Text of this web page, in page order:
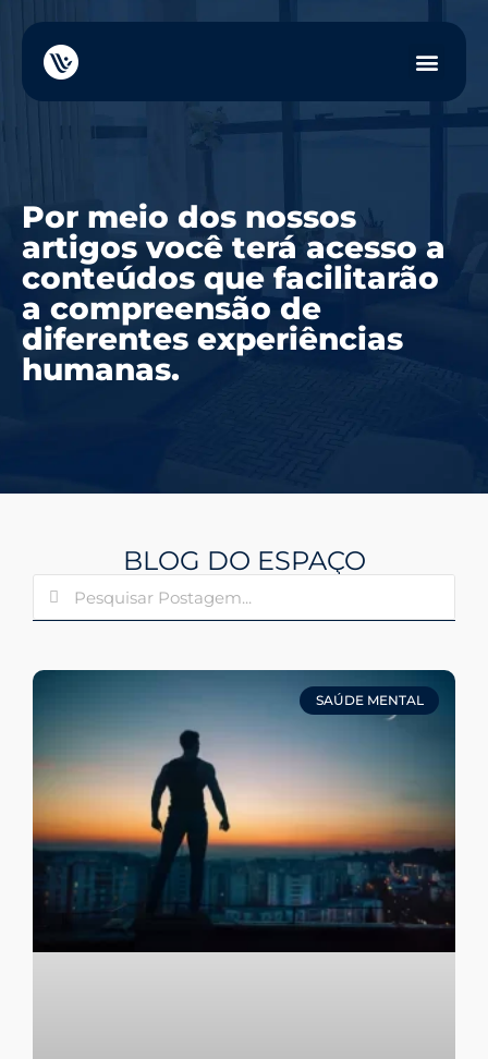
Por meio dos nossos
artigos você terá acesso a
conteúdos que facilitarão
a compreensão de
diferentes experiências
humanas.
BLOG DO ESPAÇO
SAÚDE MENTAL